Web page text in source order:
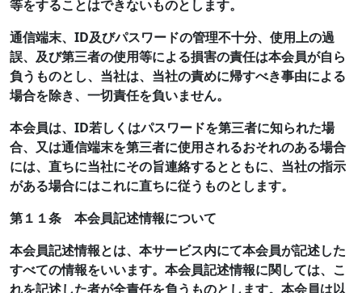
等をすることはできないものとします。
通信端末、ID及びパスワードの管理不十分、使用上の過
誤、及び第三者の使用等による損害の責任は本会員が自ら
負うものとし、当社は、当社の責めに帰すべき事由による
場合を除き、一切責任を負いません。
本会員は、ID若しくはパスワードを第三者に知られた場
合、又は通信端末を第三者に使用されるおそれのある場合
には、直ちに当社にその旨連絡するとともに、当社の指示
がある場合にはこれに直ちに従うものとします。
第１１条 本会員記述情報について
本会員記述情報とは、本サービス内にて本会員が記述した
すべての情報をいいます。本会員記述情報に関しては、こ
れを記述した者が全責任を負うものとします。本会員は以